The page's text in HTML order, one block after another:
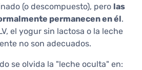
(o descompuesto), pero las
permanecen en él.
el yogur sin lactosa o la leche
no son adecuados.
se olvida la "leche oculta" en: